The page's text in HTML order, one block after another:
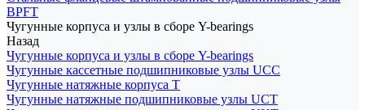
BPFT
Чугунные корпуса и узлы в сборе Y-bearings
Назад
Чугунные корпуса и узлы в сборе Y-bearings
Чугунные кассетные подшипниковые узлы UCC
Чугунные натяжные корпуса T
Чугунные натяжные подшипниковые узлы UCT